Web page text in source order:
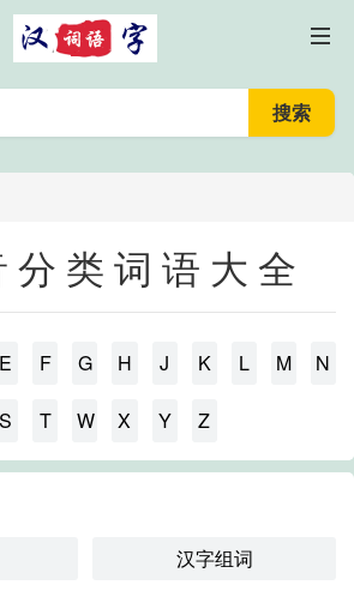
分类词语大全
E F G H J K L M N
S T W X Y Z
汉字组词